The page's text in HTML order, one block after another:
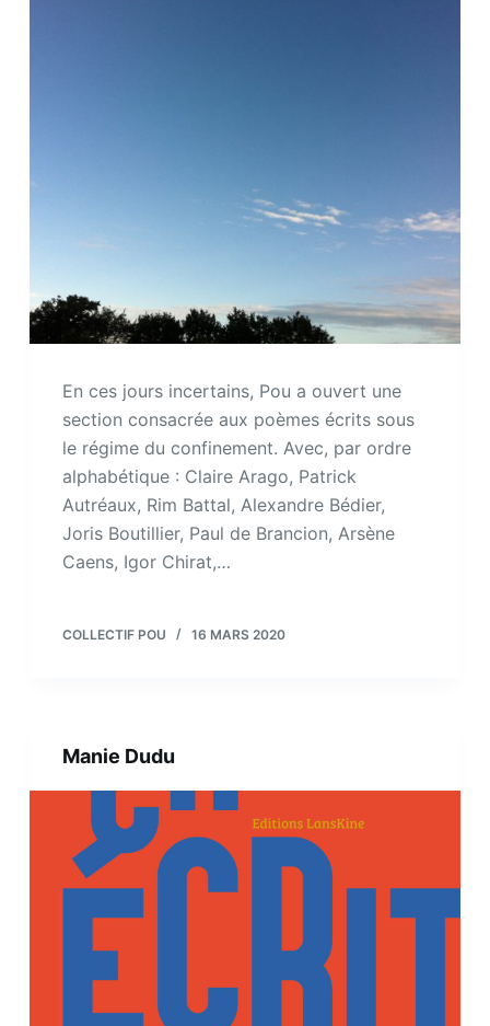
En ces jours incertains, Pou a ouvert une
section consacrée aux poèmes écrits sous
le régime du confinement. Avec, par ordre
alphabétique : Claire Arago, Patrick
Autréaux, Rim Battal, Alexandre Bédier,
Joris Boutillier, Paul de Brancion, Arsène
Caens, Igor Chirat,…
COLLECTIF POU 16 MARS 2020
Manie Dudu